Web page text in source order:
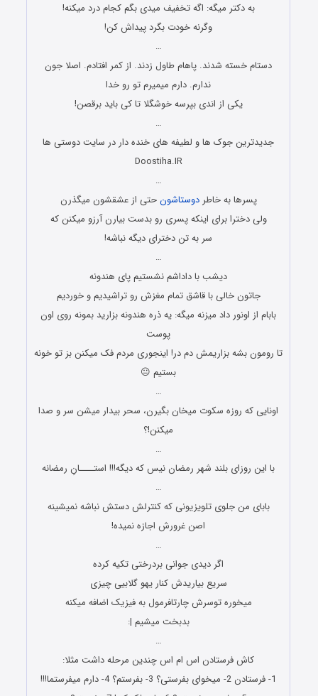
به دکتر میگه: اگه تخفیف میدی بگم کجام درد میکنه!
وگرنه خودت بگرد پیداش کن!
…
دستام خسته شدند. پاهام طاول زدند. از کمر افتادم. اصلا جون
ندارم. دارم میمیرم تو رو خدا
یکی از اندی بپرسه خوشگلا تا کی باید برقصن!
…
جدیدترین جوک ها و لطیفه های خنده دار در سایت دوستی ها
Doostiha.IR
…
پسرها به خاطردوستاشونحتی از عشقشون میگذرن
ولی دخترا برای اینکه پسری رو بدست بیارن آرزو میکنن که
سر به تن دخترای دیگه نباشه!
…
دیشب با داداشم نشستیم پای هندونه
جاتون خالی با قاشق تمام مغزش رو تراشیدیم و خوردیم
بابام از اونور داد میزنه میگه: یه ذره هندونه بزارید بمونه روی اون
پوست
تا رومون بشه بزاریمش دم در! اینجوری مردم فک میکنن بز تو خونه
بستیم 😐
…
اونایی که روزه سکوت میخان بگیرن، سحر بیدار میشن سر و صدا
میکنن!؟
…
با این روزای بلند شهر رمضان نیس که دیگه!!! استــــانِ رمضانه
…
بابای من جلوى تلویزیونى که کنترلش دستش نباشه نمیشینه
اصن غرورش اجازه نمیده!
…
ﺍﮔﺮ ﺩﯾﺪﯼ ﺟﻮﺍﻧﯽ ﺑﺮﺩﺭﺧﺘﯽ ﺗﮑﯿﻪ ﮐﺮﺩﻩ
ﺳﺮﯾﻊ ﺑﯿﺎﺭﯾﺪﺵ ﮐﻨﺎﺭ ﯾﻬﻮ ﮔﻼﺑﯿﯽ ﭼﯿﺰﯼ
ﻣﯿﺨﻮﺭﻩ ﺗﻮﺳﺮﺵ ﭼﺎﺭﺗﺎﻓﺮﻣﻮﻝ ﺑﻪ ﻓﯿﺰﯾﮏ ﺍﺿﺎﻓﻪ ﻣﯿﮑﻨﻪ
ﺑﺪﺑﺨﺖ ﻣﯿﺸﯿﻢ |:
…
کاش فرستادن اس ام اس چندین مرحله داشت مثلا:
1- فرستادن 2- میخوای بفرستی؟ 3- بفرستم؟ 4- دارم میفرستما!!!